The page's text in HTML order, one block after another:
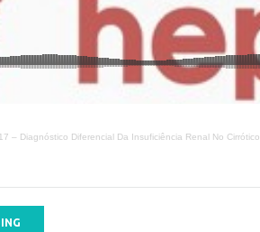
– Diagnóstico Diferencial Da Insuficiência Renal No Cirrótico